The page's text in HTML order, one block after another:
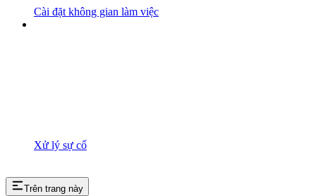
Cài đặt không gian làm việc
Xử lý sự cố
Trên trang này